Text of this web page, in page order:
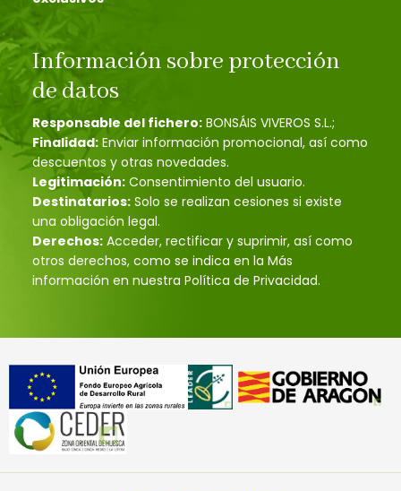
Información sobre protección
de datos
Responsable del fichero: BONSÁIS VIVEROS S.L.;
Finalidad: Enviar información promocional, así como
descuentos y otras novedades.
Legitimación: Consentimiento del usuario.
Destinatarios: Solo se realizan cesiones si existe
una obligación legal.
Derechos: Acceder, rectificar y suprimir, así como
otros derechos, como se indica en la Más
información en nuestra Política de Privacidad.